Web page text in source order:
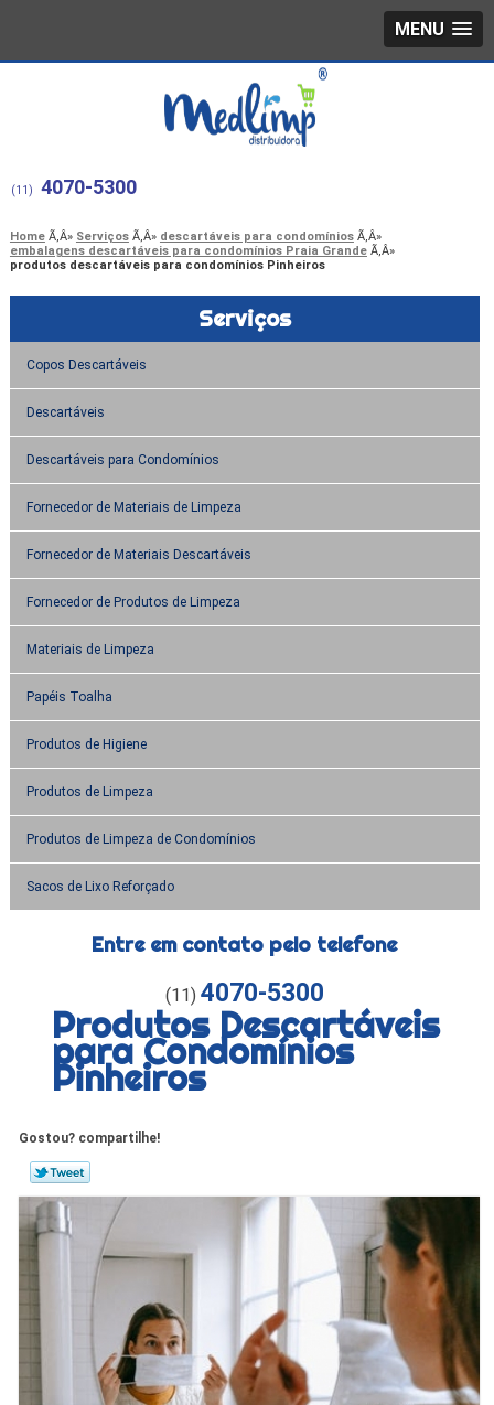
MENU
(11) 4070-5300
Home Serviços
descartáveis para condomínios
embalagens descartáveis para condomínios Praia Grande
produtos descartáveis para condomínios Pinheiros
Serviços
Copos Descartáveis
Descartáveis
Descartáveis para Condomínios
Fornecedor de Materiais de Limpeza
Fornecedor de Materiais Descartáveis
Fornecedor de Produtos de Limpeza
Materiais de Limpeza
Papéis Toalha
Produtos de Higiene
Produtos de Limpeza
Produtos de Limpeza de Condomínios
Sacos de Lixo Reforçado
Entre em contato pelo telefone
(11) 4070-5300
Produtos Descartáveis
para Condomínios
Pinheiros
Gostou? compartilhe!